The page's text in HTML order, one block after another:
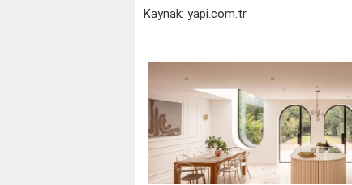
Kaynak: yapi.com.tr